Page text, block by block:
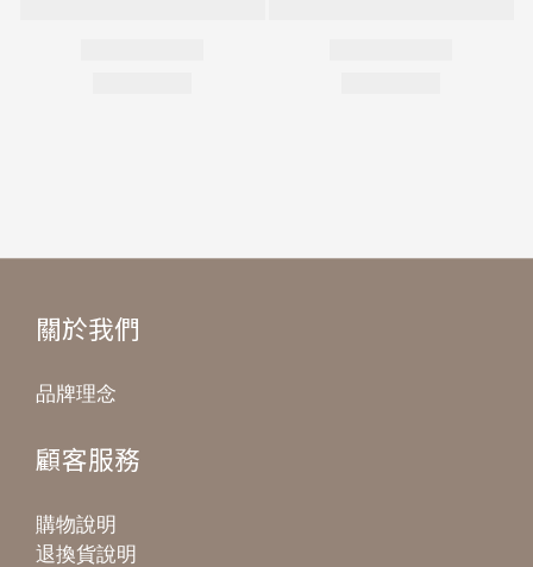
關於我們
品牌理念
顧客服務
購物說明
退換貨說明